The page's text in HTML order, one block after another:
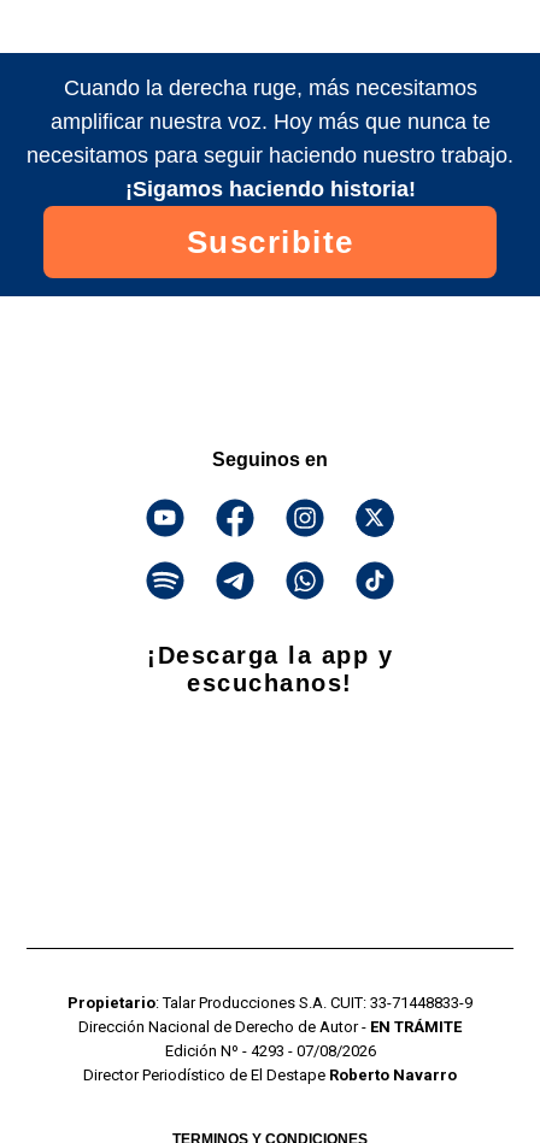
Cuando la derecha ruge, más necesitamos
amplificar nuestra voz. Hoy más que nunca te
necesitamos para seguir haciendo nuestro trabajo.
¡Sigamos haciendo historia!
Suscribite
Seguinos en
¡Descarga la app y
escuchanos!
Propietario: Talar Producciones S.A. CUIT: 33-71448833-9
Dirección Nacional de Derecho de Autor - EN TRÁMITE
Edición Nº - 4293 - 07/08/2026
Director Periodístico de El Destape Roberto Navarro